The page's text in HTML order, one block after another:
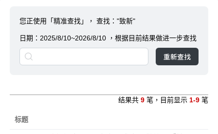
您正使用「精准查找」， 查找："致新"
日期： 2025/8/10~2026/8/10 ，根据目前结果做进一步查找
重新查找
结果共 9 笔，目前显示 1-9 笔
标题